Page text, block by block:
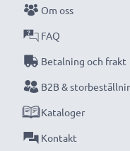
kompakta LCD-
Beställ nu med
Om oss
FAQ
Betalning och frakt
B2B &
Kataloger
Kontakt